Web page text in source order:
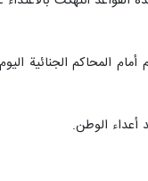
المحاكم الجنائية
أعداء الوطن.